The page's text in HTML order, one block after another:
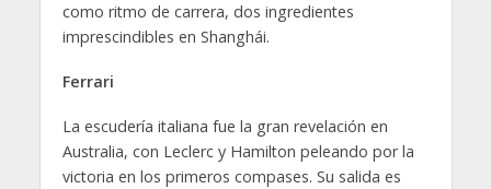
como ritmo de carrera, dos ingredientes
imprescindibles en Shanghái.
Ferrari
La escudería italiana fue la gran revelación en
Australia, con Leclerc y Hamilton peleando por la
victoria en los primeros compases. Su salida es